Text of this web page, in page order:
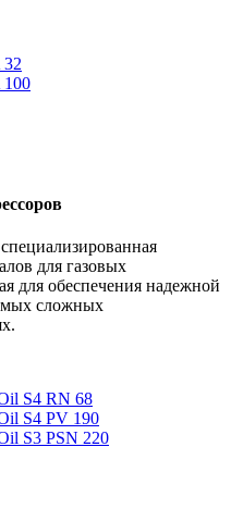
100
для газовых
для обеспечения надежной
сложных
S4 RN 68
S4 PV 190
S3 PSN 220